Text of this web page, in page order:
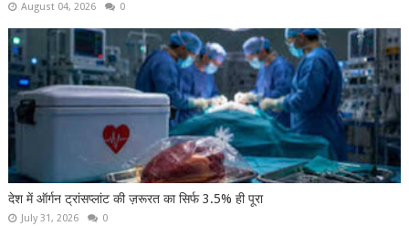
August 04, 2026 0
देश में ऑर्गन ट्रांसप्लांट की ज़रूरत का सिर्फ 3.5% ही पूरा
July 31, 2026 0